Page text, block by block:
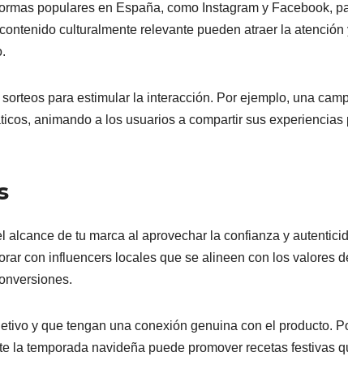
populares en España, como Instagram y Facebook,
culturalmente relevante pueden atraer la atención
para estimular la interacción. Por ejemplo, una
animando a los usuarios a compartir sus experiencias
de tu marca al aprovechar la confianza y
con influencers locales que se alineen con los valores
y que tengan una conexión genuina con el producto.
la temporada navideña puede promover recetas festivas